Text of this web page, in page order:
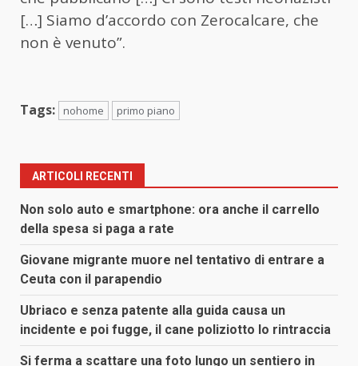
[…] Siamo d’accordo con Zerocalcare, che
non è venuto”.
Tags: nohome primo piano
ARTICOLI RECENTI
Non solo auto e smartphone: ora anche il carrello
della spesa si paga a rate
Giovane migrante muore nel tentativo di entrare a
Ceuta con il parapendio
Ubriaco e senza patente alla guida causa un
incidente e poi fugge, il cane poliziotto lo rintraccia
Si ferma a scattare una foto lungo un sentiero in